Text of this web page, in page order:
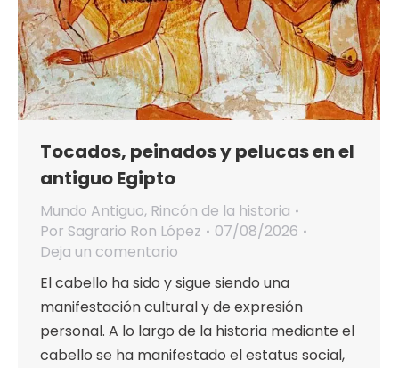
Tocados, peinados y pelucas en el
antiguo Egipto
Mundo Antiguo, Rincón de la historia
Por Sagrario Ron López
07/08/2026
Deja un comentario
El cabello ha sido y sigue siendo una
manifestación cultural y de expresión
personal. A lo largo de la historia mediante el
cabello se ha manifestado el estatus social,